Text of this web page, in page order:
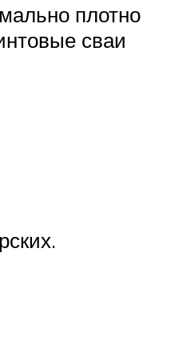
плотно
сваи